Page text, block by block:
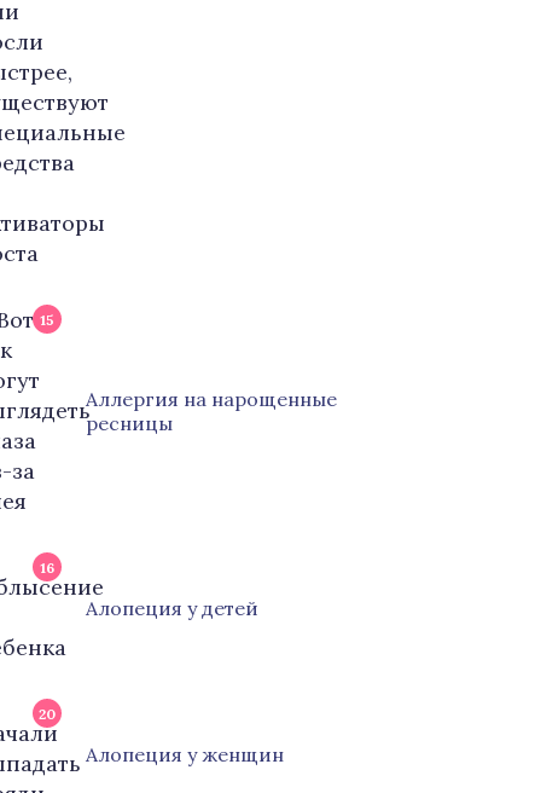
15
Аллергия на нарощенные
ресницы
16
Алопеция у детей
20
Алопеция у женщин